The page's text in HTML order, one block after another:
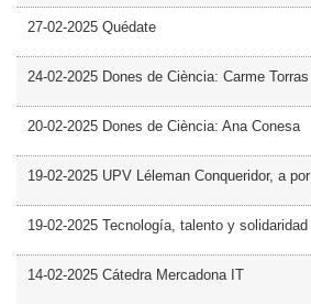
27-02-2025 Quédate
24-02-2025 Dones de Ciència: Carme Torras
20-02-2025 Dones de Ciència: Ana Conesa
19-02-2025 UPV Léleman Conqueridor, a
19-02-2025 Tecnología, talento y
14-02-2025 Cátedra Mercadona IT